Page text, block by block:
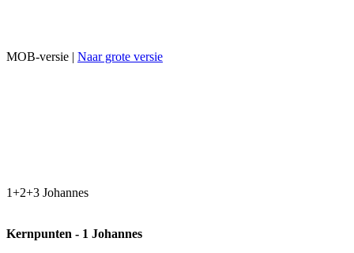
MOB-versie | Naar grote versie
1+2+3 Johannes
Kernpunten - 1 Johannes